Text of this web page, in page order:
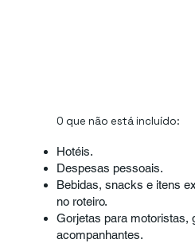
O que não está incluído:
Hotéis.
Despesas pessoais.
Bebidas, snacks e itens
no roteiro.
Gorjetas para motoristas,
acompanhantes.